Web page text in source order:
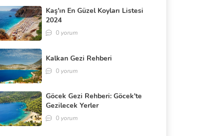
Kaş'ın En Güzel Koyları Listesi
2024
0 yorum
Kalkan Gezi Rehberi
0 yorum
Göcek Gezi Rehberi: Göcek'te
Gezilecek Yerler
0 yorum